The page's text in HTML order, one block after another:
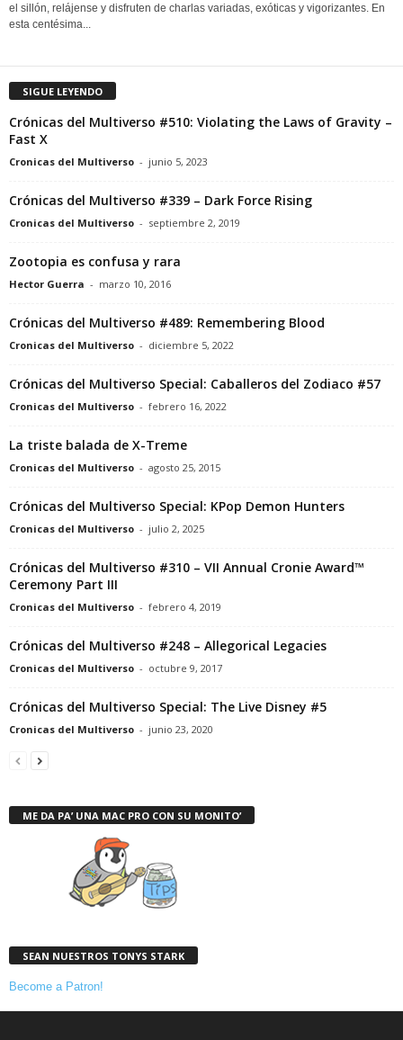
el sillón, relájense y disfruten de charlas variadas, exóticas y vigorizantes. En
esta centésima...
SIGUE LEYENDO
Crónicas del Multiverso #510: Violating the Laws of Gravity –
Fast X
Cronicas del Multiverso - junio 5, 2023
Crónicas del Multiverso #339 – Dark Force Rising
Cronicas del Multiverso - septiembre 2, 2019
Zootopia es confusa y rara
Hector Guerra - marzo 10, 2016
Crónicas del Multiverso #489: Remembering Blood
Cronicas del Multiverso - diciembre 5, 2022
Crónicas del Multiverso Special: Caballeros del Zodiaco #57
Cronicas del Multiverso - febrero 16, 2022
La triste balada de X-Treme
Cronicas del Multiverso - agosto 25, 2015
Crónicas del Multiverso Special: KPop Demon Hunters
Cronicas del Multiverso - julio 2, 2025
Crónicas del Multiverso #310 – VII Annual Cronie Award™
Ceremony Part III
Cronicas del Multiverso - febrero 4, 2019
Crónicas del Multiverso #248 – Allegorical Legacies
Cronicas del Multiverso - octubre 9, 2017
Crónicas del Multiverso Special: The Live Disney #5
Cronicas del Multiverso - junio 23, 2020
ME DA PA’ UNA MAC PRO CON SU MONITO’
SEAN NUESTROS TONYS STARK
Become a Patron!